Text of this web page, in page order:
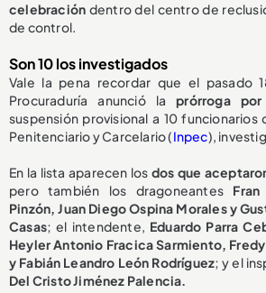
celebración dentro del centro de
de control.
Son 10 los investigados
Vale la pena recordar que el pasado
Procuraduría anunció la prórroga
suspensión provisional a 10
Penitenciario y Carcelario (Inpec),
En la lista aparecen los dos que
pero también los dragoneantes
Pinzón, Juan Diego Ospina Morales y
Casas; el intendente, Eduardo Parra
Heyler Antonio Fracica Sarmiento,
y Fabián Leandro León Rodríguez; y el
Del Cristo Jiménez Palencia.